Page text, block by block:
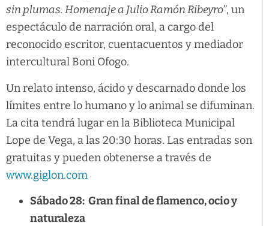
sin plumas. Homenaje a Julio Ramón Ribeyro”, un
espectáculo de narración oral, a cargo del
reconocido escritor, cuentacuentos y mediador
intercultural Boni Ofogo.
Un relato intenso, ácido y descarnado donde los
límites entre lo humano y lo animal se difuminan.
La cita tendrá lugar en la Biblioteca Municipal
Lope de Vega, a las 20:30 horas. Las entradas son
gratuitas y pueden obtenerse a través de
www.giglon.com
Sábado 28: Gran final de flamenco, ocio y
naturaleza